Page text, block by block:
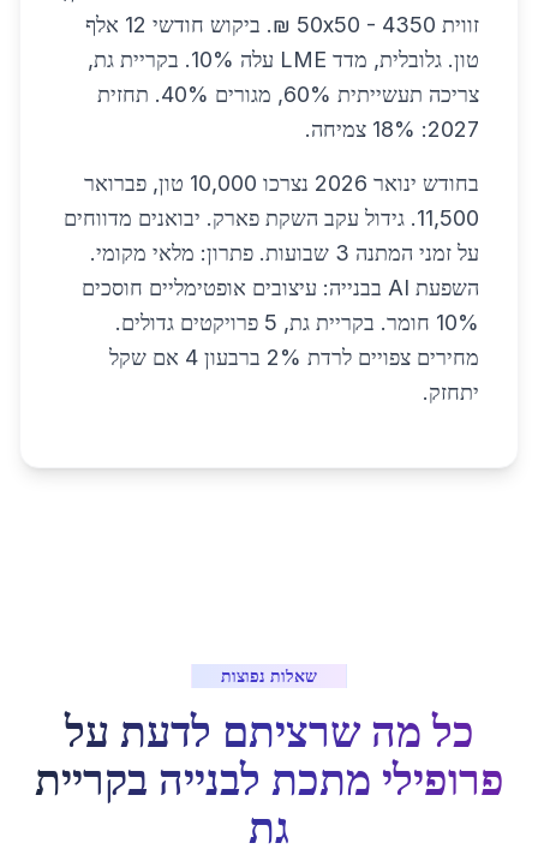
זווית 50x50 - 4350 ₪. ביקוש חודשי 12 אלף
טון. גלובלית, מדד LME עלה 10%. בקריית גת,
צריכה תעשייתית 60%, מגורים 40%. תחזית
2027: 18% צמיחה.
בחודש ינואר 2026 נצרכו 10,000 טון, פברואר
11,500. גידול עקב השקת פארק. יבואנים מדווחים
על זמני המתנה 3 שבועות. פתרון: מלאי מקומי.
השפעת AI בבנייה: עיצובים אופטימליים חוסכים
10% חומר. בקריית גת, 5 פרויקטים גדולים.
מחירים צפויים לרדת 2% ברבעון 4 אם שקל
יתחזק.
שאלות נפוצות
כל מה שרציתם לדעת על
פרופילי מתכת לבנייה בקריית
גת